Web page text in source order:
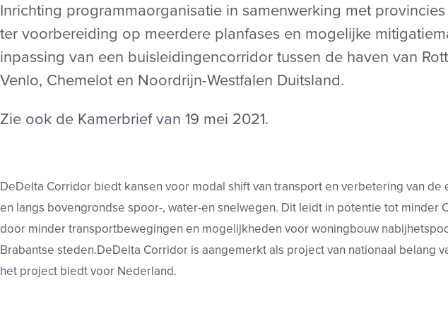
Inrichting programmaorganisatie in samenwerking met provincies
ter voorbereiding op meerdere planfases en mogelijke
inpassing van een buisleidingencorridor tussen de haven van
Venlo, Chemelot en Noordrijn-Westfalen Duitsland.
Zie ook de Kamerbrief van 19 mei 2021.
DeDelta Corridor biedt kansen voor modal shift van transport en verbetering van de
en langs bovengrondse spoor-, water-en snelwegen. Dit leidt in potentie tot minder
door mindertransportbewegingen en mogelijkheden voor woningbouw nabijhet
Brabantse steden.DeDelta Corridor is aangemerkt als project van nationaal belang
het project biedt voor Nederland.